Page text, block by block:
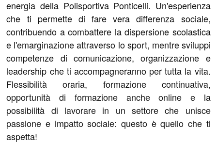
energia della Polisportiva Ponticelli. Un'esperienza
che ti permette di fare vera differenza sociale,
contribuendo a combattere la dispersione scolastica
e l'emarginazione attraverso lo sport, mentre sviluppi
competenze di comunicazione, organizzazione e
leadership che ti accompagneranno per tutta la vita.
Flessibilità oraria, formazione continuativa,
opportunità di formazione anche online e la
possibilità di lavorare in un settore che unisce
passione e impatto sociale: questo è quello che ti
aspetta!